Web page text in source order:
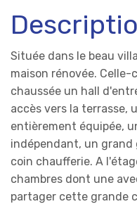
Située dans le beau
maison rénovée.
chaussée un hall
accès vers la terrasse,
entièrement équipée,
indépendant, un
coin chaufferie. A
chambres dont une
partager cette grande